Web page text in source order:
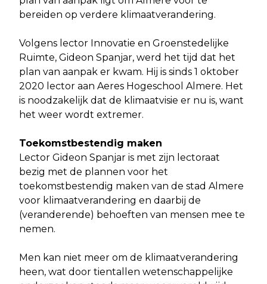
bereiden op verdere klimaatverandering.
Volgens lector Innovatie en Groenstedelijke
Ruimte, Gideon Spanjar, werd het tijd dat het
plan van aanpak er kwam. Hij is sinds 1 oktober
2020 lector aan Aeres Hogeschool Almere. Het
is noodzakelijk dat de klimaatvisie er nu is, want
het weer wordt extremer.
Toekomstbestendig maken
Lector Gideon Spanjar is met zijn lectoraat
bezig met de plannen voor het
toekomstbestendig maken van de stad Almere
voor klimaatverandering en daarbij de
(veranderende) behoeften van mensen mee te
nemen.
Men kan niet meer om de klimaatverandering
heen, wat door tientallen wetenschappelijke